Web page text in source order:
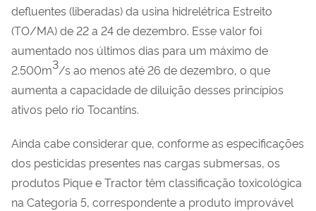
defluentes (liberadas) da usina hidrelétrica Estreito
(TO/MA) de 22 a 24 de dezembro. Esse valor foi
aumentado nos últimos dias para um máximo de
2.500m3/s ao menos até 26 de dezembro, o que
aumenta a capacidade de diluição desses princípios
ativos pelo rio Tocantins.
Ainda cabe considerar que, conforme as especificações
dos pesticidas presentes nas cargas submersas, os
produtos Pique e Tractor têm classificação toxicológica
na Categoria 5, correspondente a produto improvável